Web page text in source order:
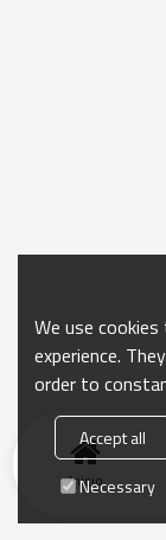
Inicio
We use
experience.
order to
Accept all
Necessary